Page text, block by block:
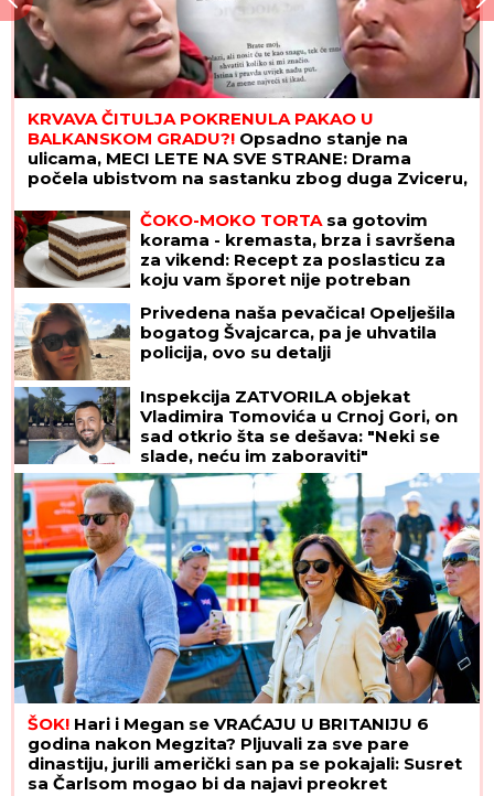
KRVAVA ČITULJA POKRENULA PAKAO U
BALKANSKOM GRADU?! Opsadno stanje na
ulicama, MECI LETE NA SVE STRANE: Drama
počela ubistvom na sastanku zbog duga Zviceru,
ČOKO-MOKO TORTAsa gotovim
korama - kremasta, brza i savršena
za vikend: Recept za poslasticu za
koju vam šporet nije potreban
Privedena naša pevačica! Opelješila
bogatog Švajcarca, pa je uhvatila
policija, ovo su detalji
Inspekcija ZATVORILA objekat
Vladimira Tomovića u Crnoj Gori, on
sad otkrio šta se dešava: "Neki se
slade, neću im zaboraviti"
ŠOK! Hari i Megan se VRAĆAJU U BRITANIJU 6
godina nakon Megzita? Pljuvali za sve pare
dinastiju, jurili američki san pa se pokajali: Susret
sa Čarlsom mogao bi da najavi preokret